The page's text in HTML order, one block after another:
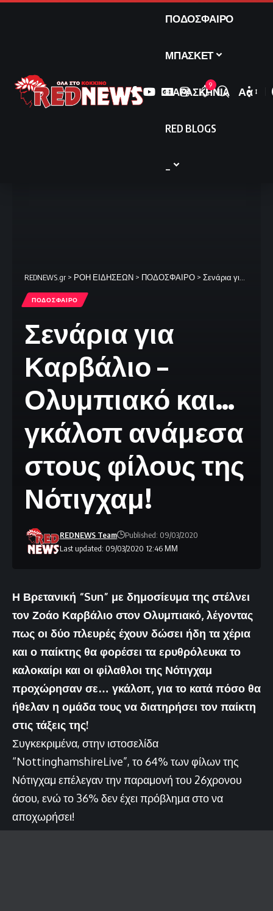
ΠΟΔΟΣΦΑΙΡΟ
ΜΠΑΣΚΕΤ
ΠΑΡΑΣΚΗΝΙΑ
RED BLOGS
9
Font
Αα
REDNEWS.gr > ΡΟΗ ΕΙΔΗΣΕΩΝ > ΠΟΔΟΣΦΑΙΡΟ > Σενάρια για Καρβάλιο – Ολυμπιακό και… γκάλοπ ανάμεσα στους φίλους της Νότιγχαμ!
ΠΟΔΟΣΦΑΙΡΟ
Σενάρια για
Καρβάλιο –
Ολυμπιακό και…
γκάλοπ ανάμεσα
στους φίλους της
Νότιγχαμ!
Last updated: 09/03/2020 12:46 ΜΜ
REDNEWS Team Published: 09/03/2020
Η Βρετανική “Sun” με δημοσίευμα της στέλνει
τον Ζοάο Καρβάλιο στον Ολυμπιακό, λέγοντας
πως οι δύο πλευρές έχουν δώσει ήδη τα χέρια
και ο παίκτης θα φορέσει τα ερυθρόλευκα το
καλοκαίρι και οι φίλαθλοι της Νότιγχαμ
προχώρησαν σε… γκάλοπ, για το κατά πόσο θα
ήθελαν η ομάδα τους να διατηρήσει τον παίκτη
στις τάξεις της!
Συγκεκριμένα, στην ιστοσελίδα
“NottinghamshireLive”, το 64% των φίλων της
Νότιγχαμ επέλεγαν την παραμονή του 26χρονου
άσου, ενώ το 36% δεν έχει πρόβλημα στο να
αποχωρήσει!